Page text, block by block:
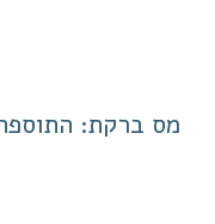
מס ברקת: